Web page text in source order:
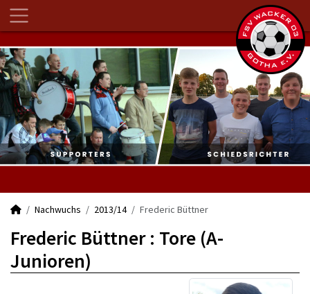
Nachwuchs 2013/14 Frederic Büttner
Frederic Büttner : Tore (A-
Junioren)